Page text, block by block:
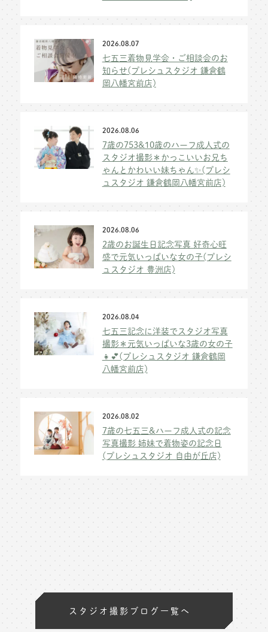
2026.08.07
七五三着物見学会・ご相談会のお
知らせ(プレシュスタジオ 鎌倉鶴
岡八幡宮前店)
2026.08.06
7歳の753&10歳のハーフ成人式の
スタジオ撮影＊かっこいいお兄ち
ゃんとかわいい妹ちゃん✨(プレシ
ュスタジオ 鎌倉鶴岡八幡宮前店)
2026.08.06
2歳のお誕生日記念写真 好奇心旺
盛で元気いっぱいな女の子(プレシ
ュスタジオ 豊洲店)
2026.08.04
七五三記念に洋装でスタジオ写真
撮影＊元気いっぱいな3歳の女の子
👧💕(プレシュスタジオ 鎌倉鶴岡
八幡宮前店)
2026.08.02
7歳の七五三&ハーフ成人式の記念
写真撮影 姉妹で着物姿の記念日
(プレシュスタジオ 自由が丘店)
スタジオ撮影ブログ一覧へ